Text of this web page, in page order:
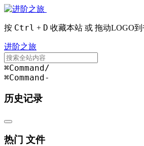
按 Ctrl + D 收藏本站 或 拖动LOGO
进阶之旅
⌘Command/
⌘Command-
历史记录
热门 文件